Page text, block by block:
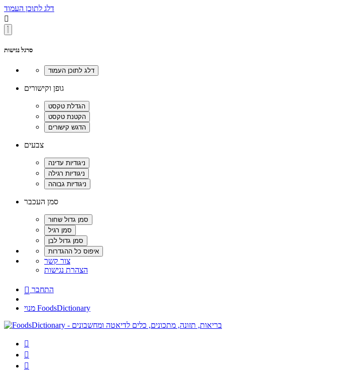
דלג לתוכן העמוד

סרגל נגישות
גופן וקישורים
צבעים
סמן העכבר
צור קשר
הצהרת נגישות
 התחבר
מנוי FoodsDictionary


